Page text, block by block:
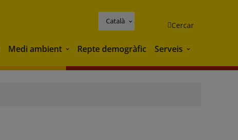
Català Cercar
Medi ambient Medi ambient
Repte demogràfic Serveis Serveis